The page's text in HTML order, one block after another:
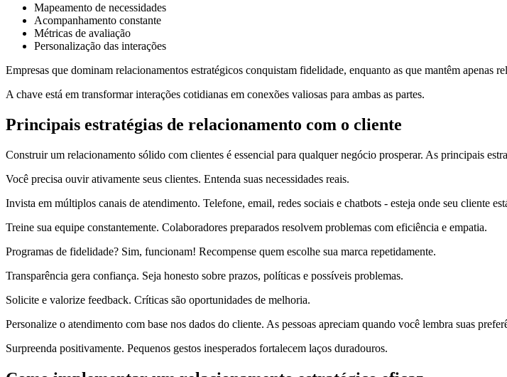
Mapeamento de necessidades
Acompanhamento constante
Métricas de avaliação
Personalização das interações
Empresas que dominam relacionamentos estratégicos conquistam fidelidade, enquanto as que mantêm apenas
A chave está em transformar interações cotidianas em conexões valiosas para ambas as partes.
Principais estratégias de relacionamento com o cliente
Construir um relacionamento sólido com clientes é essencial para qualquer negócio prosperar. As principais
Você precisa ouvir ativamente seus clientes. Entenda suas necessidades reais.
Invista em múltiplos canais de atendimento. Telefone, email, redes sociais e chatbots - esteja onde seu cliente
Treine sua equipe constantemente. Colaboradores preparados resolvem problemas com eficiência e empatia.
Programas de fidelidade? Sim, funcionam! Recompense quem escolhe sua marca repetidamente.
Transparência gera confiança. Seja honesto sobre prazos, políticas e possíveis problemas.
Solicite e valorize feedback. Críticas são oportunidades de melhoria.
Personalize o atendimento com base nos dados do cliente. As pessoas apreciam quando você lembra suas
Surpreenda positivamente. Pequenos gestos inesperados fortalecem laços duradouros.